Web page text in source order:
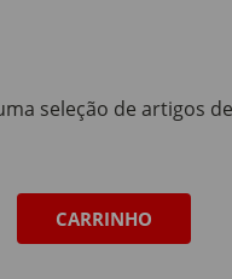
seleção de artigos
CARRINHO